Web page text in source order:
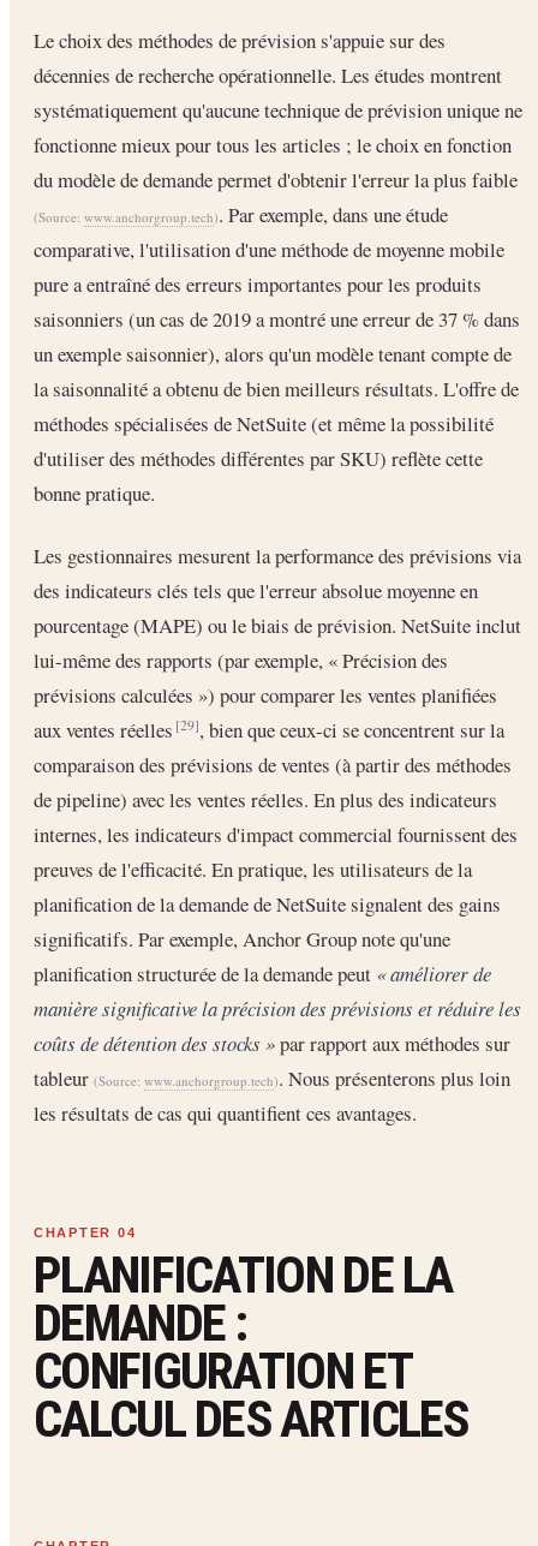
Le choix des méthodes de prévision s'appuie sur des
décennies de recherche opérationnelle. Les études montrent
systématiquement qu'aucune technique de prévision unique ne
fonctionne mieux pour tous les articles ; le choix en fonction
du modèle de demande permet d'obtenir l'erreur la plus faible
(Source: www.anchorgroup.tech). Par exemple, dans une étude
comparative, l'utilisation d'une méthode de moyenne mobile
pure a entraîné des erreurs importantes pour les produits
saisonniers (un cas de 2019 a montré une erreur de 37 % dans
un exemple saisonnier), alors qu'un modèle tenant compte de
la saisonnalité a obtenu de bien meilleurs résultats. L'offre de
méthodes spécialisées de NetSuite (et même la possibilité
d'utiliser des méthodes différentes par SKU) reflète cette
bonne pratique.
Les gestionnaires mesurent la performance des prévisions via
des indicateurs clés tels que l'erreur absolue moyenne en
pourcentage (MAPE) ou le biais de prévision. NetSuite inclut
lui-même des rapports (par exemple, « Précision des
prévisions calculées ») pour comparer les ventes planifiées
aux ventes réelles[29], bien que ceux-ci se concentrent sur la
comparaison des prévisions de ventes (à partir des méthodes
de pipeline) avec les ventes réelles. En plus des indicateurs
internes, les indicateurs d'impact commercial fournissent des
preuves de l'efficacité. En pratique, les utilisateurs de la
planification de la demande de NetSuite signalent des gains
significatifs. Par exemple, Anchor Group note qu'une
planification structurée de la demande peut « améliorer de
manière significative la précision des prévisions et réduire les
coûts de détention des stocks »par rapport aux méthodes sur
tableur (Source: www.anchorgroup.tech). Nous présenterons plus loin
les résultats de cas qui quantifient ces avantages.
PLANIFICATION DE LA
DEMANDE :
CONFIGURATION ET
CALCUL DES ARTICLES